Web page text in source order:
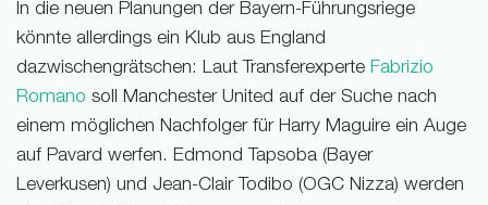
In die neuen Planungen der Bayern-Führungsriege
könnte allerdings ein Klub aus England
dazwischengrätschen: Laut Transferexperte Fabrizio
Romano soll Manchester United auf der Suche nach
einem möglichen Nachfolger für Harry Maguire ein Auge
auf Pavard werfen. Edmond Tapsoba (Bayer
Leverkusen) und Jean-Clair Todibo (OGC Nizza) werden